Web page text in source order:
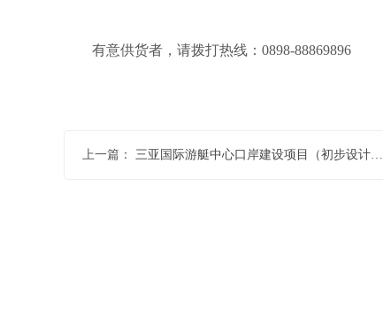
有意供货者，请拨打热线：0898-88869896
上一篇： 三亚国际游艇中心口岸建设项目（初步设计）采购公告